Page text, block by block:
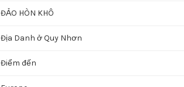
ĐẢO HÒN KHÔ
Địa Danh ở Quy Nhơn
Điểm đến